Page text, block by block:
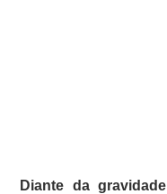
Diante da